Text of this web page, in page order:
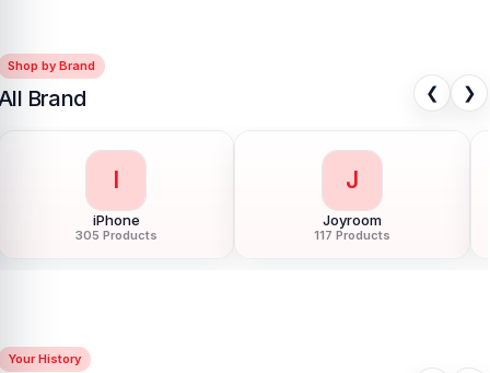
Shop by Brand
Brand ❮ ❯
L
LDNIO
54 Products
L
LG
11 Products
Your History